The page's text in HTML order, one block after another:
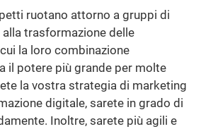
ruotano attorno a gruppi di
trasformazione delle
la loro combinazione
il potere più grande per molte
la vostra strategia di marketing
digitale, sarete in grado di
Inoltre, sarete più agili e